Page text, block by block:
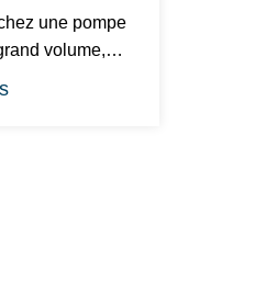
une pompe
volume,
à entre...